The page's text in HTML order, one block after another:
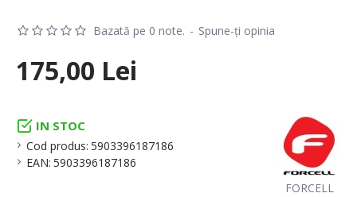
IN STOC
Cod produs: 5903396187186
EAN: 5903396187186
FORCELL
Bazată pe 0 note. - Spune-ţi opinia
175,00 Lei